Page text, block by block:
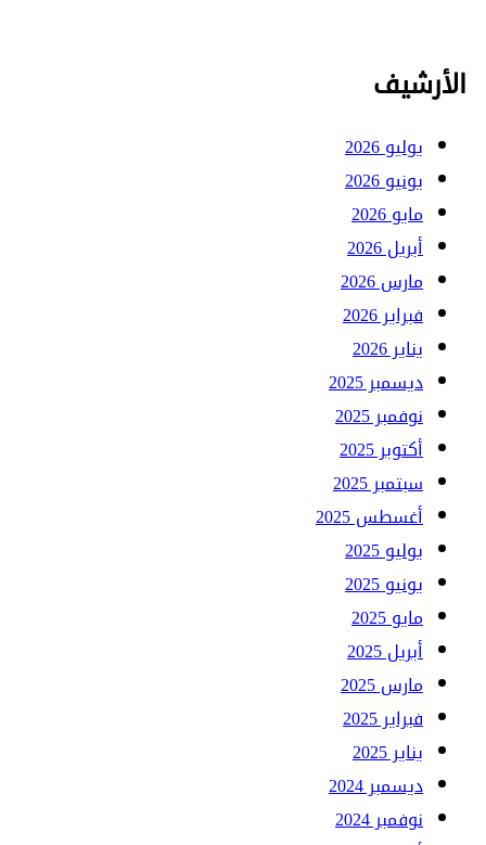
الأرشيف
يوليو 2026
يونيو 2026
مايو 2026
أبريل 2026
مارس 2026
فبراير 2026
يناير 2026
ديسمبر 2025
نوفمبر 2025
أكتوبر 2025
سبتمبر 2025
أغسطس 2025
يوليو 2025
يونيو 2025
مايو 2025
أبريل 2025
مارس 2025
فبراير 2025
يناير 2025
ديسمبر 2024
نوفمبر 2024